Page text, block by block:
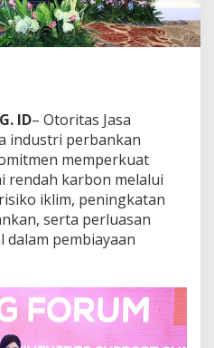
ID– Otoritas Jasa
industri perbankan
memperkuat
rendah karbon melalui
iklim, peningkatan
serta perluasan
pembiayaan